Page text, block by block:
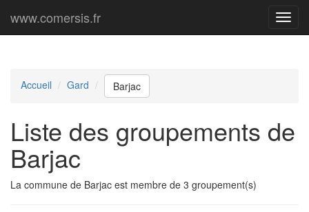
Menu
www.comersis.fr
Accueil Gard Barjac
Liste des groupements de
Barjac
La commune de Barjac est membre de 3 groupement(s)